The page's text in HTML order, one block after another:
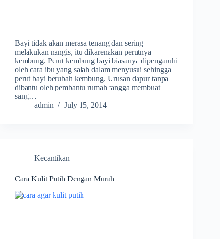
Bayi tidak akan merasa tenang dan sering
melakukan nangis, itu dikarenakan perutnya
kembung. Perut kembung bayi biasanya dipengaruhi
oleh cara ibu yang salah dalam menyusui sehingga
perut bayi berubah kembung. Urusan dapur tanpa
dibantu oleh pembantu rumah tangga membuat
sang…
admin
July 15, 2014
Kecantikan
Cara Kulit Putih Dengan Murah